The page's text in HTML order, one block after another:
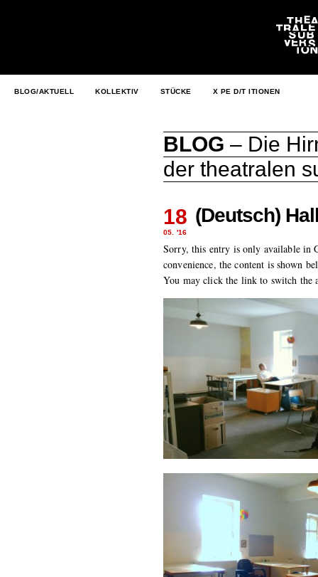
BLOG/AKTUELL KOLLEKTIV STÜCKE X PE D/T ITIONEN
BLOG – Die
der theatralen
18
05. '16
(Deutsch)
Sorry, this entry is only available in
convenience, the content is shown
You may click the link to switch the